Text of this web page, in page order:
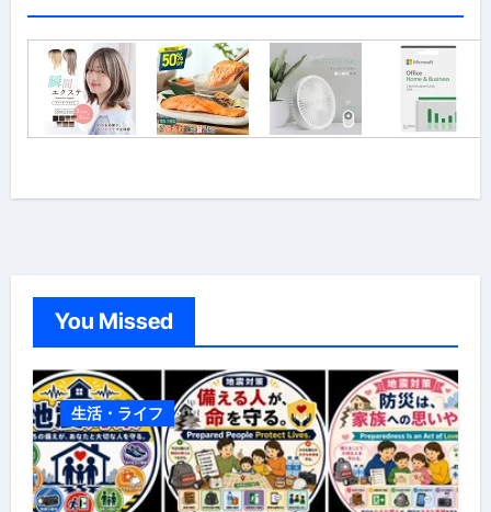
You Missed
生活・ライフ